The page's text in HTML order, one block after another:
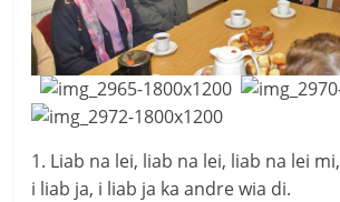
1. Liab na lei, liab na lei, liab na lei mi,
i liab ja, i liab ja ka andre wia di.